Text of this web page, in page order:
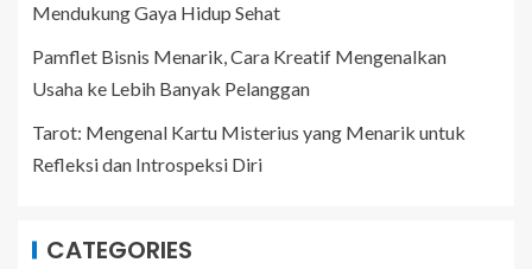
Mendukung Gaya Hidup Sehat
Pamflet Bisnis Menarik, Cara Kreatif Mengenalkan
Usaha ke Lebih Banyak Pelanggan
Tarot: Mengenal Kartu Misterius yang Menarik untuk
Refleksi dan Introspeksi Diri
CATEGORIES